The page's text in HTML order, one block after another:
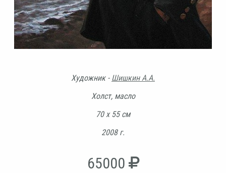
Художник - Шишкин А.А.
Холст, масло
70 х 55 см
2008 г.
65000